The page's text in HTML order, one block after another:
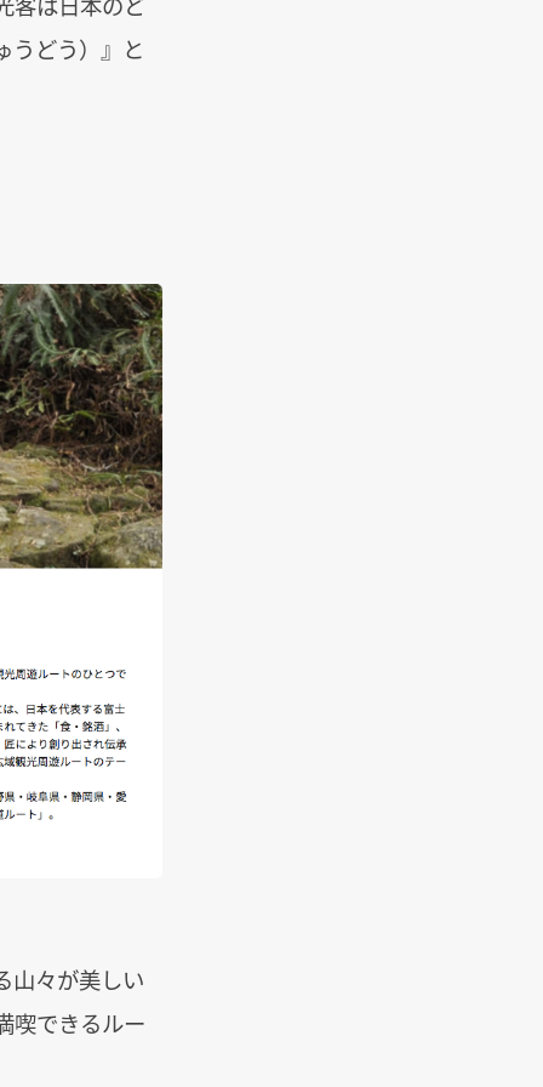
うどう）』と
山々が美しい
喫できるルー